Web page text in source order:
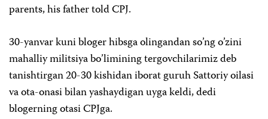
parents, his father told CPJ.
30-yanvar kuni bloger hibsga olingandan so’ng o’zini
mahalliy militsiya bo’limining tergovchilarimiz deb
tanishtirgan 20-30 kishidan iborat guruh Sattoriy oilasi
va ota-onasi bilan yashaydigan uyga keldi, dedi
blogerning otasi CPJga.